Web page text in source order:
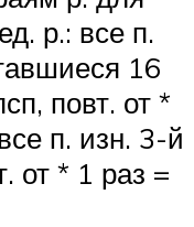
р.: все п.
16
повт. от *
п. изн. 3-й
от * 1 раз =